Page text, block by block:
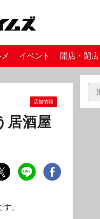
イベント 開店・閉店
店舗情報
居酒屋
。